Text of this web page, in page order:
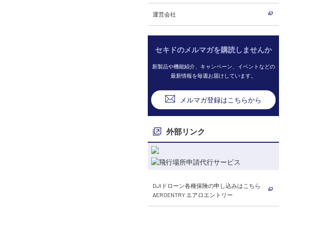
運営会社
セキドのメルマガを購読しませんか
新製品や機能紹介、キャンペーン、イベントなどの
最新情報を毎週お届けしています。
メルマガ登録はこちらから
外部リンク
DJIドローン各種保険の申し込みはこちら
AEROENTRY エアロエントリー